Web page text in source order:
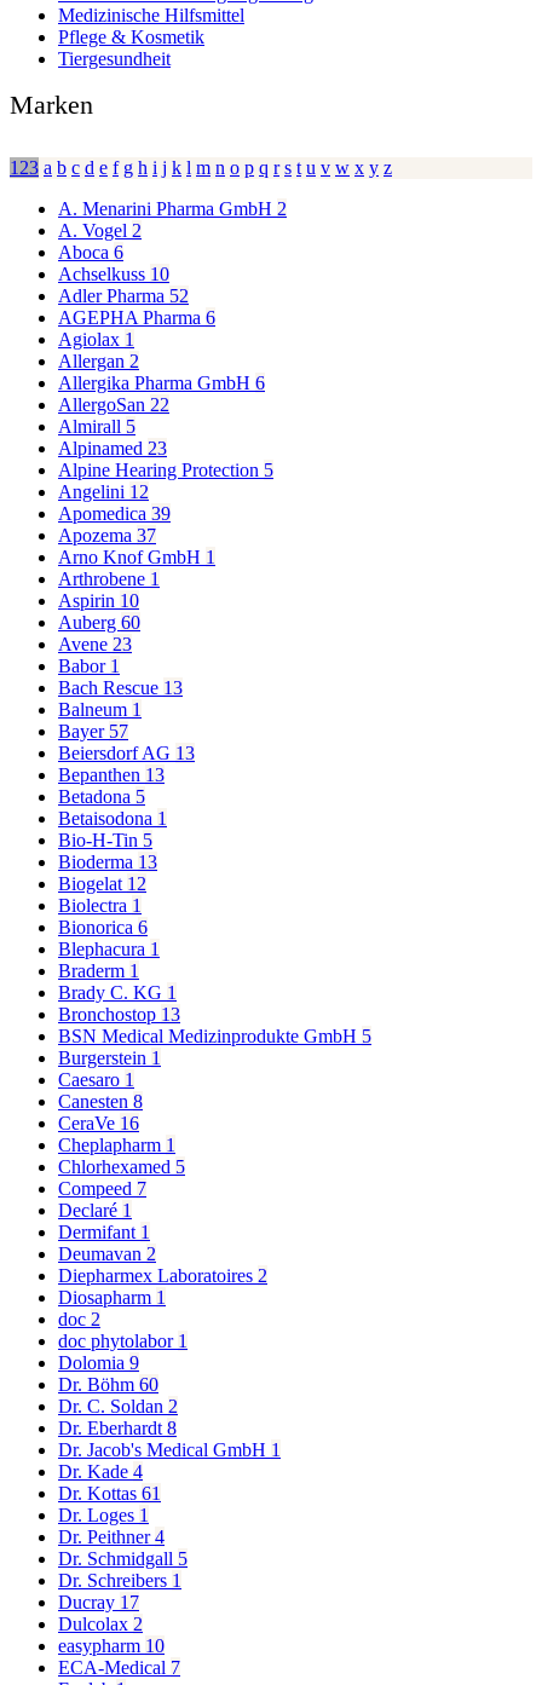
Medizinische Hilfsmittel
Pflege & Kosmetik
Tiergesundheit
Marken
123 a b c d e f g h i j k l m n o p q r s t u v w x y z
A. Menarini Pharma GmbH 2
A. Vogel 2
Aboca 6
Achselkuss 10
Adler Pharma 52
AGEPHA Pharma 6
Agiolax 1
Allergan 2
Allergika Pharma GmbH 6
AllergoSan 22
Almirall 5
Alpinamed 23
Alpine Hearing Protection 5
Angelini 12
Apomedica 39
Apozema 37
Arno Knof GmbH 1
Arthrobene 1
Aspirin 10
Auberg 60
Avene 23
Babor 1
Bach Rescue 13
Balneum 1
Bayer 57
Beiersdorf AG 13
Bepanthen 13
Betadona 5
Betaisodona 1
Bio-H-Tin 5
Bioderma 13
Biogelat 12
Biolectra 1
Bionorica 6
Blephacura 1
Braderm 1
Brady C. KG 1
Bronchostop 13
BSN Medical Medizinprodukte GmbH 5
Burgerstein 1
Caesaro 1
Canesten 8
CeraVe 16
Cheplapharm 1
Chlorhexamed 5
Compeed 7
Declaré 1
Dermifant 1
Deumavan 2
Diepharmex Laboratoires 2
Diosapharm 1
doc 2
doc phytolabor 1
Dolomia 9
Dr. Böhm 60
Dr. C. Soldan 2
Dr. Eberhardt 8
Dr. Jacob's Medical GmbH 1
Dr. Kade 4
Dr. Kottas 61
Dr. Loges 1
Dr. Peithner4
Dr. Schmidgall 5
Dr. Schreibers 1
Ducray 17
Dulcolax 2
easypharm 10
ECA-Medical 7